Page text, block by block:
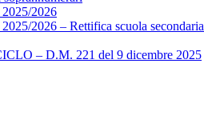
2025/2026
2026 – Rettifica scuola
– D.M. 221 del 9 dicembre 2025